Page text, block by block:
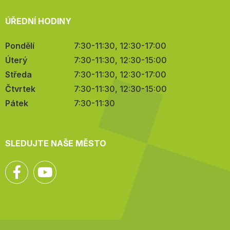
ÚŘEDNÍ HODINY
Pondělí
7:30-11:30, 12:30-17:00
Úterý
7:30-11:30, 12:30-15:00
Středa
7:30-11:30, 12:30-17:00
Čtvrtek
7:30-11:30, 12:30-15:00
Pátek
7:30-11:30
SLEDUJTE NAŠE MĚSTO
Facebook